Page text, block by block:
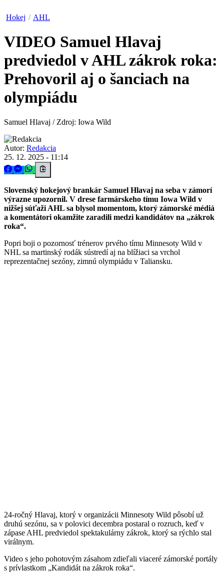
Hokej / AHL
VIDEO Samuel Hlavaj
predviedol v AHL zákrok roka:
Prehovoril aj o šanciach na
olympiádu
Samuel Hlavaj / Zdroj: Iowa Wild
Autor: Redakcia
25. 12. 2025 - 11:14
Slovenský hokejový brankár Samuel Hlavaj na seba v zámorí
výrazne upozornil. V drese farmárskeho tímu Iowa Wild v
nižšej súťaži AHL sa blysol momentom, ktorý zámorské médiá
a komentátori okamžite zaradili medzi kandidátov na „zákrok
roka“.
Popri boji o pozornosť trénerov prvého tímu Minnesoty Wild v
NHL sa martinský rodák sústredí aj na blížiaci sa vrchol
reprezentačnej sezóny, zimnú olympiádu v Taliansku.
24-ročný Hlavaj, ktorý v organizácii Minnesoty Wild pôsobí už
druhú sezónu, sa v polovici decembra postaral o rozruch, keď v
zápase AHL predviedol spektakulárny zákrok, ktorý sa rýchlo stal
virálnym.
Video s jeho pohotovým zásahom zdieľali viaceré zámorské portály
s prívlastkom „Kandidát na zákrok roka“.